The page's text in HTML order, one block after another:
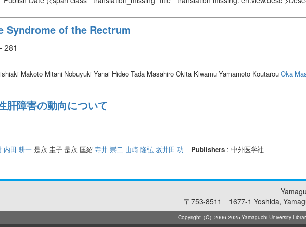
Syndrome of the Rectrum
281
Makoto Mitani Nobuyuki Yanai Hideo Tada Masahiro Okita Kiwamu Yamamoto Koutarou Oka
肝障害の動向について
内田 耕一 是永 圭子 是永 匡紹 寺井 崇二 山崎 隆弘 坂井田 功 Publishers : 中外医学社
〒753-8511 1677-1 Yoshida,
Copyright（C）2006-2025 Yamaguchi University